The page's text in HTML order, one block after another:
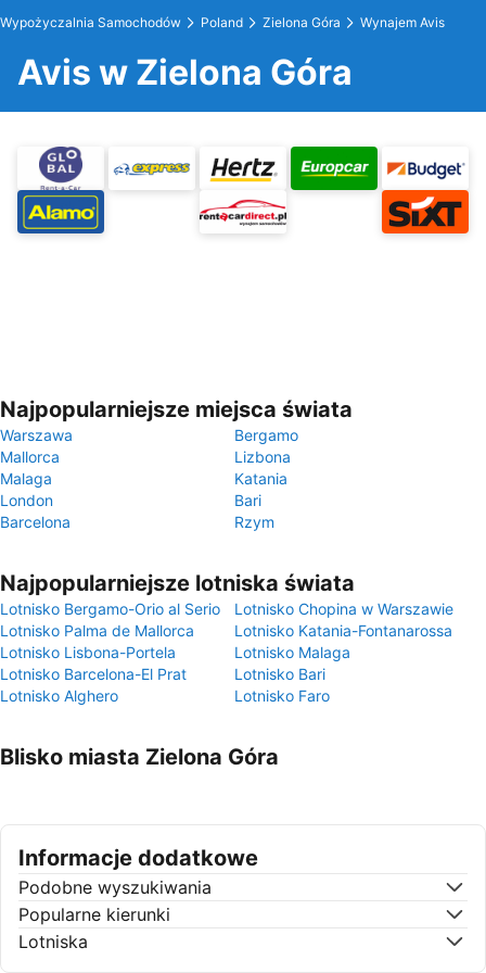
Wypożyczalnia Samochodów Poland Zielona Góra Wynajem Avis
Avis w Zielona Góra
Najpopularniejsze miejsca świata
Warszawa
Bergamo
Mallorca
Lizbona
Malaga
Katania
London
Bari
Barcelona
Rzym
Najpopularniejsze lotniska świata
Lotnisko Bergamo-Orio al Serio
Lotnisko Chopina w Warszawie
Lotnisko Palma de Mallorca
Lotnisko Katania-Fontanarossa
Lotnisko Lisbona-Portela
Lotnisko Malaga
Lotnisko Barcelona-El Prat
Lotnisko Bari
Lotnisko Alghero
Lotnisko Faro
Blisko miasta Zielona Góra
Informacje dodatkowe
Podobne wyszukiwania
Popularne kierunki
Lotniska